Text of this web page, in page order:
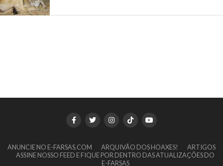
ANUNCIE NO E-FARSAS.COM ARQUIVÃO DOS HOAXES!
ARTIGOS
ASSINE NOSSO FEED E FIQUE POR DENTRO DAS ATUALIZAÇÕES DO
E-FARSAS